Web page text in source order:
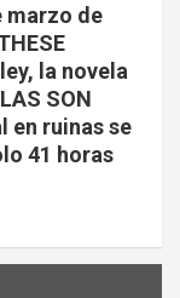
marzo de
la novela
SON
en ruinas se
41 horas